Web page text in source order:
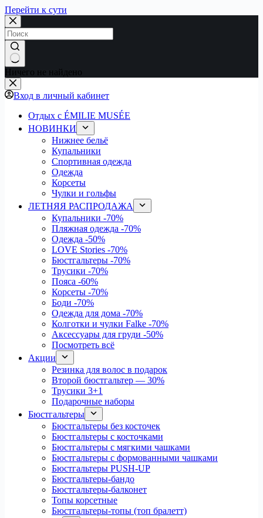
Перейти к сути
Ничего не найдено
Вход в личный кабинет
Отдых с ÉMILIE MUSÉE
НОВИНКИ
Нижнее бельё
Купальники
Спортивная одежда
Одежда
Корсеты
Чулки и гольфы
ЛЕТНЯЯ РАСПРОДАЖА
Купальники -70%
Пляжная одежда -70%
Одежда -50%
LOVE Stories -70%
Бюстгальтеры -70%
Трусики -70%
Пояса -60%
Корсеты -70%
Боди -70%
Одежда для дома -70%
Колготки и чулки Falke -70%
Аксессуары для груди -50%
Посмотреть всё
Акции
Резинка для волос в подарок
Второй бюстгальтер — 30%
Трусики 3+1
Подарочные наборы
Бюстгальтеры
Бюстгальтеры без косточек
Бюстгальтеры с косточками
Бюстгальтеры с мягкими чашками
Бюстгальтеры с формованными чашками
Бюстгальтеры PUSH-UP
Бюстгальтеры-бандо
Бюстгальтеры-балконет
Топы корсетные
Бюстгальтеры-топы (топ бралетт)